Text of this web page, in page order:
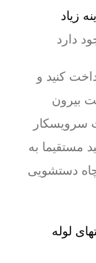
زیاد
دارد
کنید و
بیرون
سرویسکار
مستقیما به
دستشویی
لوله